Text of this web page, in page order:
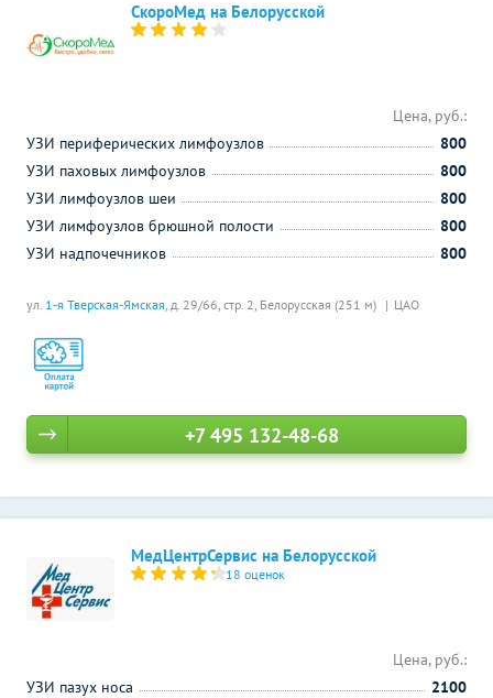
СкороМед на Белорусской
ул. 1-я Тверская-Ямская, д. 29/66, стр. 2, Белорусская (251 м) ЦАО
Цена, руб.:
УЗИ периферических лимфоузлов
800
УЗИ паховых лимфоузлов
800
УЗИ лимфоузлов шеи
800
УЗИ лимфоузлов брюшной полости
800
УЗИ надпочечников
800
+7 495 132-48-68
МедЦентрСервис на Белорусской
18 оценок
Цена, руб.:
УЗИ пазух носа
2100